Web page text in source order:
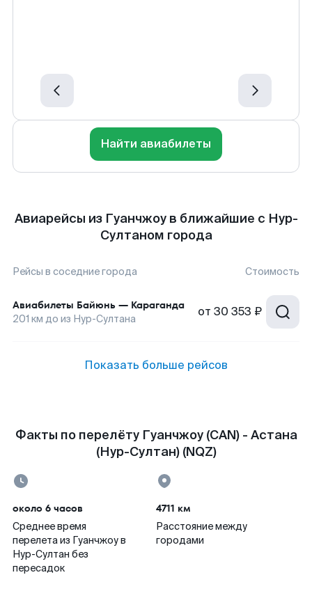
Найти авиабилеты
Авиарейсы из Гуанчжоу в ближайшие с Нур-
Султаном города
Рейсы в соседние города Стоимость
Авиабилеты Байюнь — Караганда
201 км до из Нур-Султана от 30 353 ₽
Показать больше рейсов
Факты по перелёту Гуанчжоу (CAN) - Астана
(Нур-Султан) (NQZ)
около 6 часов
Среднее время
перелета из Гуанчжоу в
Нур-Султан без
пересадок
4711 км
Расстояние между
городами